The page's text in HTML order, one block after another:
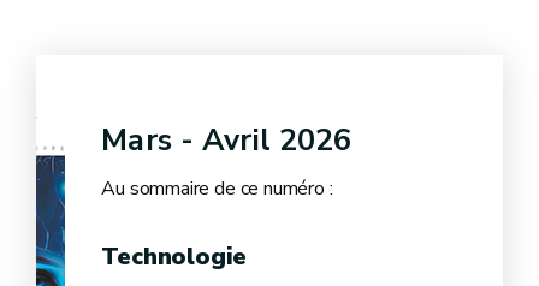
Mars - Avril 2026
Au sommaire de ce numéro :
Technologie